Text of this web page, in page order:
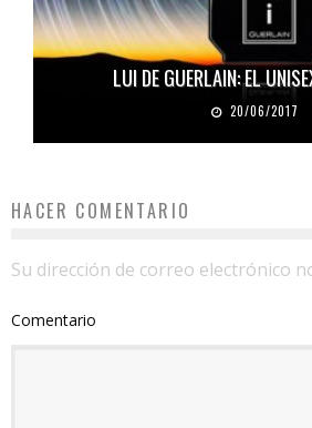
LUI DE GUERLAIN: EL
20/06/2017
HACER COMENTARIO
Su dirección de correo electrónico
Comentario